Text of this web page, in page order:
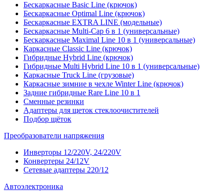
Бескаркасные Basic Line (крючок)
Бескаркасные Optimal Line (крючок)
Бескаркасные EXTRA LINE (модельные)
Бескаркасные Multi-Cap 6 в 1 (универсальные)
Бескаркасные Maximal Line 10 в 1 (универсальные)
Каркасные Classic Line (крючок)
Гибридные Hybrid Line (крючок)
Гибридные Multi Hybrid Line 10 в 1 (универсальные)
Каркасные Truck Line (грузовые)
Каркасные зимние в чехле Winter Line (крючок)
Задние гибридные Rare Line 10 в 1
Сменные резинки
Адаптеры для щеток стеклоочистителей
Подбор щёток
Преобразователи напряжения
Инверторы 12/220V, 24/220V
Конвертеры 24/12V
Сетевые адаптеры 220/12
Автоэлектроника